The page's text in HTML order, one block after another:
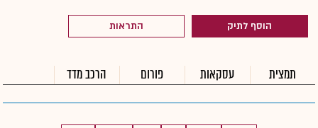
הוסף לתיק התראות
תמצית עסקאות פורום הרכב מדד